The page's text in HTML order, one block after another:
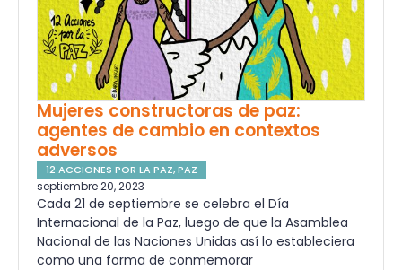
Mujeres constructoras de paz:
agentes de cambio en contextos
adversos
12 ACCIONES POR LA PAZ,PAZ
septiembre 20, 2023
Cada 21 de septiembre se celebra el Día
Internacional de la Paz, luego de que la Asamblea
Nacional de las Naciones Unidas así lo estableciera
como una forma de conmemorar